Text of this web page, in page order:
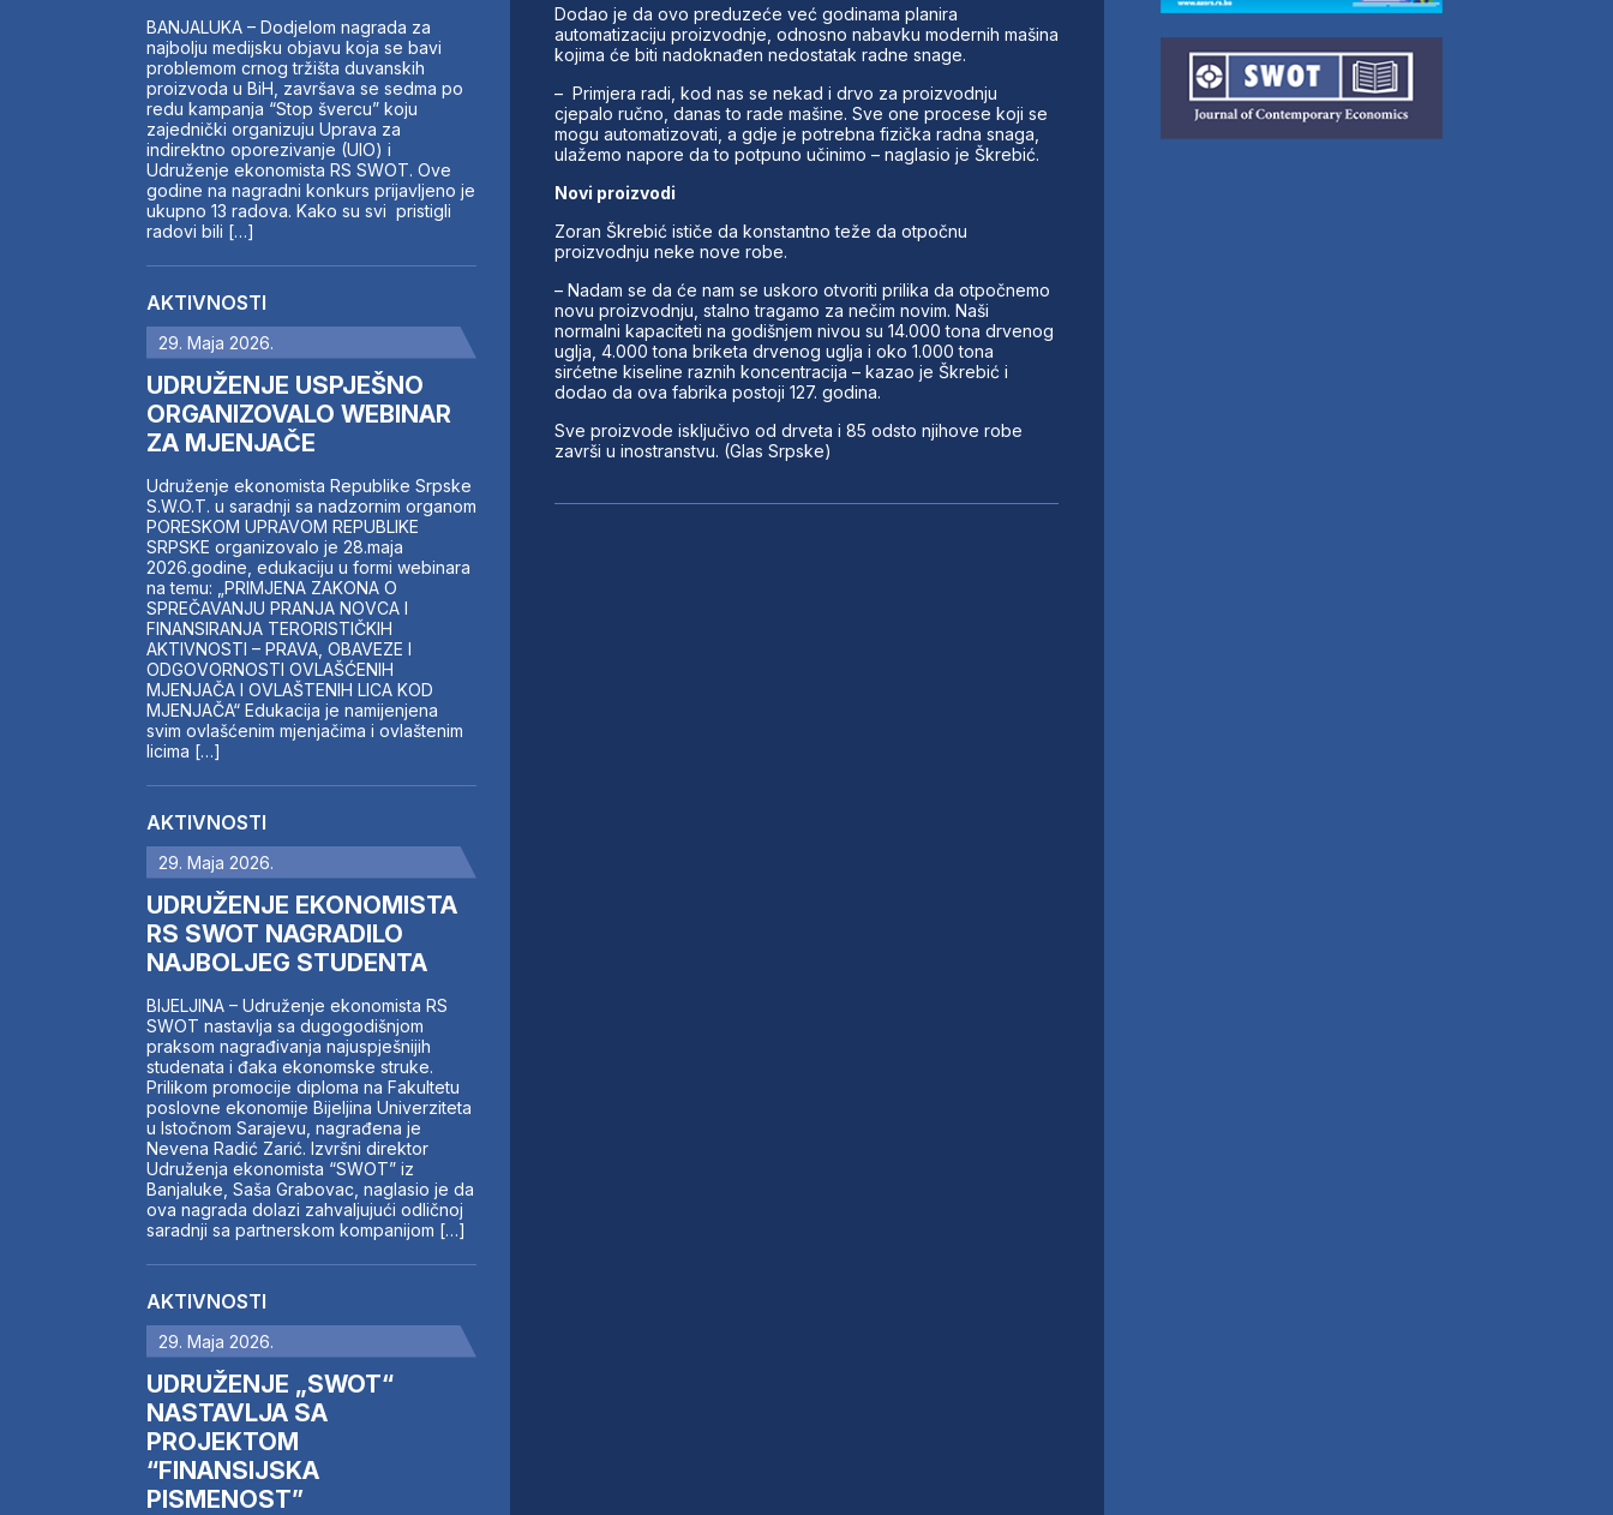
BANJALUKA – Dodjelom nagrada za
najbolju medijsku objavu koja se bavi
problemom crnog tržišta duvanskih
proizvoda u BiH, završava se sedma po
redu kampanja “Stop švercu” koju
zajednički organizuju Uprava za
indirektno oporezivanje (UIO) i
Udruženje ekonomista RS SWOT. Ove
godine na nagradni konkurs prijavljeno je
ukupno 13 radova. Kako su svi pristigli
radovi bili […]
AKTIVNOSTI
29. Maja 2026.
UDRUŽENJE USPJEŠNO
ORGANIZOVALO WEBINAR
ZA MJENJAČE
Udruženje ekonomista Republike Srpske
S.W.O.T. u saradnji sa nadzornim organom
PORESKOM UPRAVOM REPUBLIKE
SRPSKE organizovalo je 28.maja
2026.godine, edukaciju u formi webinara
na temu: „PRIMJENA ZAKONA O
SPREČAVANJU PRANJA NOVCA I
FINANSIRANJA TERORISTIČKIH
AKTIVNOSTI – PRAVA, OBAVEZE I
ODGOVORNOSTI OVLAŠĆENIH
MJENJAČA I OVLAŠTENIH LICA KOD
MJENJAČA“ Edukacija je namijenjena
svim ovlašćenim mjenjačima i ovlaštenim
licima […]
AKTIVNOSTI
29. Maja 2026.
UDRUŽENJE EKONOMISTA
RS SWOT NAGRADILO
NAJBOLJEG STUDENTA
BIJELJINA – Udruženje ekonomista RS
SWOT nastavlja sa dugogodišnjom
praksom nagrađivanja najuspješnijih
studenata i đaka ekonomske struke.
Prilikom promocije diploma na Fakultetu
poslovne ekonomije Bijeljina Univerziteta
u Istočnom Sarajevu, nagrađena je
Nevena Radić Zarić. Izvršni direktor
Udruženja ekonomista “SWOT” iz
Banjaluke, Saša Grabovac, naglasio je da
ova nagrada dolazi zahvaljujući odličnoj
saradnji sa partnerskom kompanijom […]
AKTIVNOSTI
29. Maja 2026.
UDRUŽENJE „SWOT“
NASTAVLJA SA
PROJEKTOM
“FINANSIJSKA
PISMENOST”
Dodao je da ovo preduzeće već godinama planira
automatizaciju proizvodnje, odnosno nabavku modernih mašina
kojima će biti nadoknađen nedostatak radne snage.
– Primjera radi, kod nas se nekad i drvo za proizvodnju
cjepalo ručno, danas to rade mašine. Sve one procese koji se
mogu automatizovati, a gdje je potrebna fizička radna snaga,
ulažemo napore da to potpuno učinimo – naglasio je Škrebić.
Novi proizvodi
Zoran Škrebić ističe da konstantno teže da otpočnu
proizvodnju neke nove robe.
– Nadam se da će nam se uskoro otvoriti prilika da otpočnemo
novu proizvodnju, stalno tragamo za nečim novim. Naši
normalni kapaciteti na godišnjem nivou su 14.000 tona drvenog
uglja, 4.000 tona briketa drvenog uglja i oko 1.000 tona
sirćetne kiseline raznih koncentracija – kazao je Škrebić i
dodao da ova fabrika postoji 127. godina.
Sve proizvode isključivo od drveta i 85 odsto njihove robe
završi u inostranstvu. (Glas Srpske)